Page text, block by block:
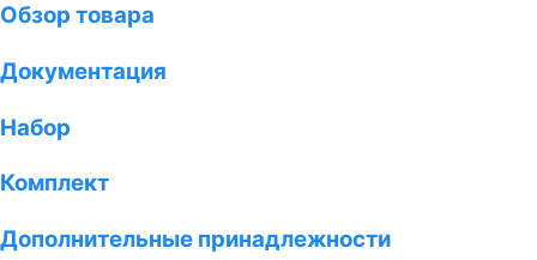
Обзор товара
Документация
Набор
Комплект
Дополнительные принадлежности